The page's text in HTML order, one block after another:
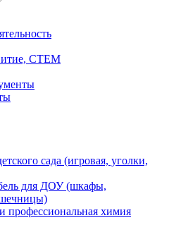
СТЕМ
сада (игровая, уголки,
для ДОУ (шкафы,
профессиональная химия